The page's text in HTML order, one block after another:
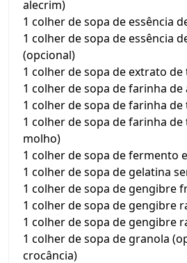
alecrim)
1 colher de sopa de essência
1 colher de sopa de essência
(opcional)
1 colher de sopa de extrato
1 colher de sopa de farinha de
1 colher de sopa de farinha
1 colher de sopa de farinha
molho)
1 colher de sopa de fermento
1 colher de sopa de gelatina
1 colher de sopa de gengibre
1 colher de sopa de gengibre
1 colher de sopa de gengibre
1 colher de sopa de granola
crocância)